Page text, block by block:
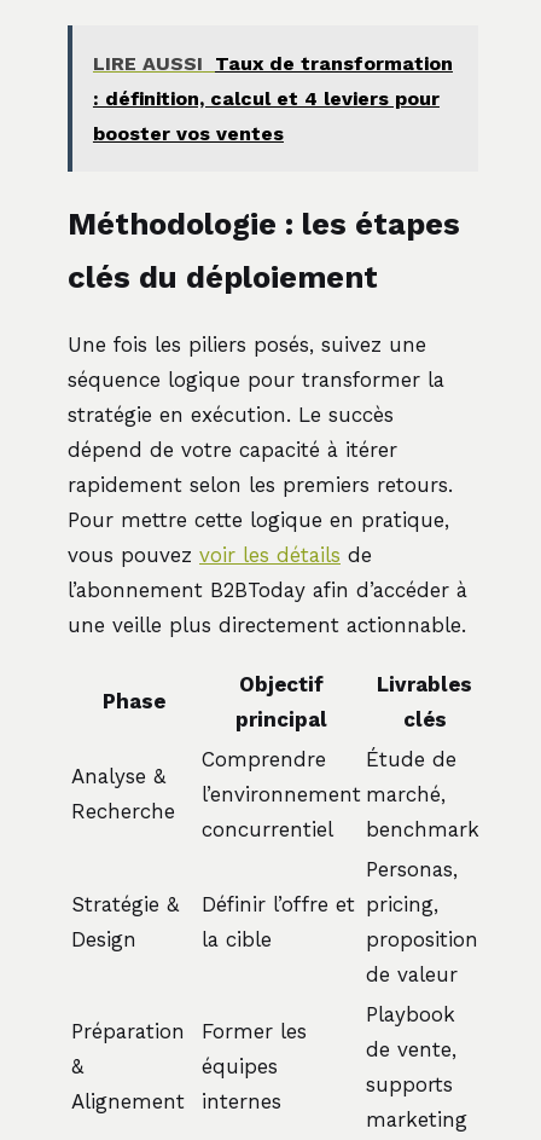
LIRE AUSSI
Taux de transformation
: définition, calcul et 4 leviers pour
booster vos ventes
Méthodologie : les étapes
clés du déploiement
Une fois les piliers posés, suivez une
séquence logique pour transformer la
stratégie en exécution. Le succès
dépend de votre capacité à itérer
rapidement selon les premiers retours.
Pour mettre cette logique en pratique,
vous pouvez voir les détails de
l’abonnement B2BToday afin d’accéder à
une veille plus directement actionnable.
Phase
Objectif
principal
Livrables
clés
Analyse &
Recherche
Comprendre
l’environnement
concurrentiel
Étude de
marché,
benchmark
Stratégie &
Design
Définir l’offre et
la cible
Personas,
pricing,
proposition
de valeur
Préparation
&
Alignement
Former les
équipes
internes
Playbook
de vente,
supports
marketing